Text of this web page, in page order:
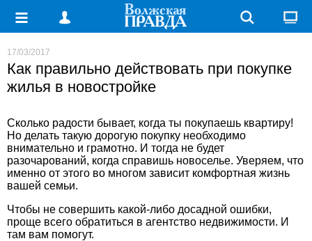
17/03/2017
Как правильно действовать при покупке
жилья в новостройке
Сколько радости бывает, когда ты покупаешь квартиру!
Но делать такую дорогую покупку необходимо
внимательно и грамотно. И тогда не будет
разочарований, когда справишь новоселье. Уверяем, что
именно от этого во многом зависит комфортная жизнь
вашей семьи.
Чтобы не совершить какой-либо досадной ошибки,
проще всего обратиться в агентство недвижимости. И
там вам помогут.